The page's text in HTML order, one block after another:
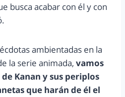
busca acabar con él y con
ambientadas en la
la serie animada, vamos
Kanan y sus periplos
que harán de él el